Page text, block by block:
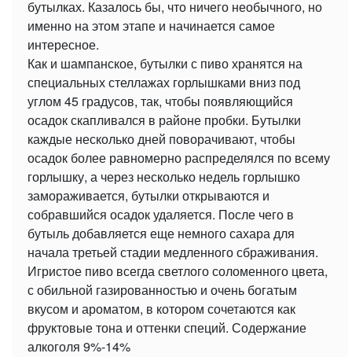
бутылках. Казалось бы, что ничего необычного, но
именно на этом этапе и начинается самое
интересное.
Как и шампанское, бутылки с пиво хранятся на
специальных стеллажах горлышками вниз под
углом 45 градусов, так, чтобы появляющийся
осадок скапливался в районе пробки. Бутылки
каждые несколько дней поворачивают, чтобы
осадок более равномерно распределялся по всему
горлышку, а через несколько недель горлышко
замораживается, бутылки открываются и
собравшийся осадок удаляется. После чего в
бутыль добавляется еще немного сахара для
начала третьей стадии медленного сбраживания.
Игристое пиво всегда светлого соломенного цвета,
с обильной газированностью и очень богатым
вкусом и ароматом, в котором сочетаются как
фруктовые тона и оттенки специй. Содержание
алкоголя 9%-14%